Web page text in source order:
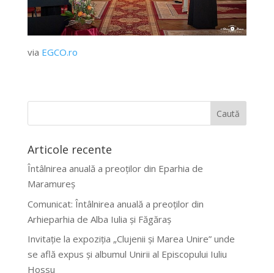
via EGCO.ro
Articole recente
Întâlnirea anuală a preoților din Eparhia de
Maramureș
Comunicat: Întâlnirea anuală a preoților din
Arhieparhia de Alba Iulia și Făgăraș
Invitație la expoziția „Clujenii și Marea Unire” unde
se află expus și albumul Unirii al Episcopului Iuliu
Hossu